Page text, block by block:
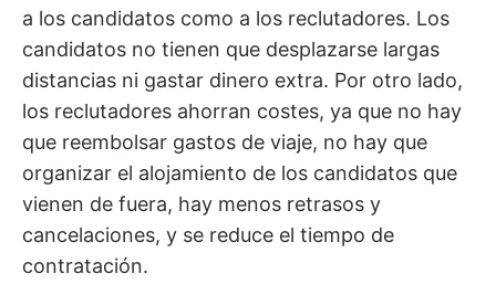
a los candidatos como a los reclutadores. Los
candidatos no tienen que desplazarse largas
distancias ni gastar dinero extra. Por otro lado,
los reclutadores ahorran costes, ya que no hay
que reembolsar gastos de viaje, no hay que
organizar el alojamiento de los candidatos que
vienen de fuera, hay menos retrasos y
cancelaciones, y se reduce el tiempo de
contratación.